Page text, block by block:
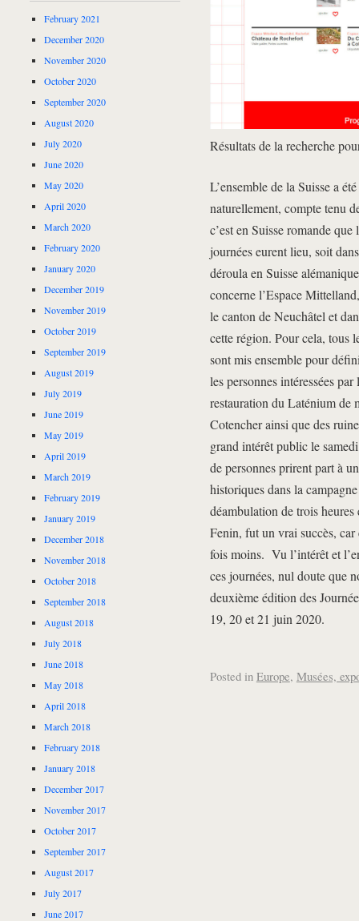
Résultats de la recherche
L’ensemble de la Suisse a
naturellement, compte tenu
c’est en Suisse romande
journées eurent lieu, soit
déroula en Suisse
concerne l’Espace
le canton de Neuchâtel et
cette région. Pour cela, tous
sont mis ensemble pour
les personnes intéressées
restauration du Laténium de
Cotencher ainsi que des
grand intérêt public le
de personnes prirent part à
historiques dans la
déambulation de trois
Fenin, fut un vrai succès, car
fois moins. Vu l’intérêt et
ces journées, nul doute que
deuxième édition des
19, 20 et 21 juin 2020.
Posted in Europe, Musées,
February 2021
December 2020
November 2020
October 2020
September 2020
August 2020
July 2020
June 2020
May 2020
April 2020
March 2020
February 2020
January 2020
December 2019
November 2019
October 2019
September 2019
August 2019
July 2019
June 2019
May 2019
April 2019
March 2019
February 2019
January 2019
December 2018
November 2018
October 2018
September 2018
August 2018
July 2018
June 2018
May 2018
April 2018
March 2018
February 2018
January 2018
December 2017
November 2017
October 2017
September 2017
August 2017
July 2017
June 2017